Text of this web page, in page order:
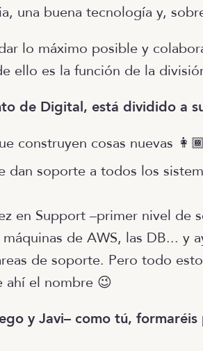
una buena tecnología y,
lo máximo posible y
ello es la función de la
de Digital, está dividido a
construyen cosas nuevas
dan soporte a todos los
en Support –primer nivel de
de AWS, las DB... y
de soporte. Pero todo
ahí el nombre 😉
y Javi– como tú,